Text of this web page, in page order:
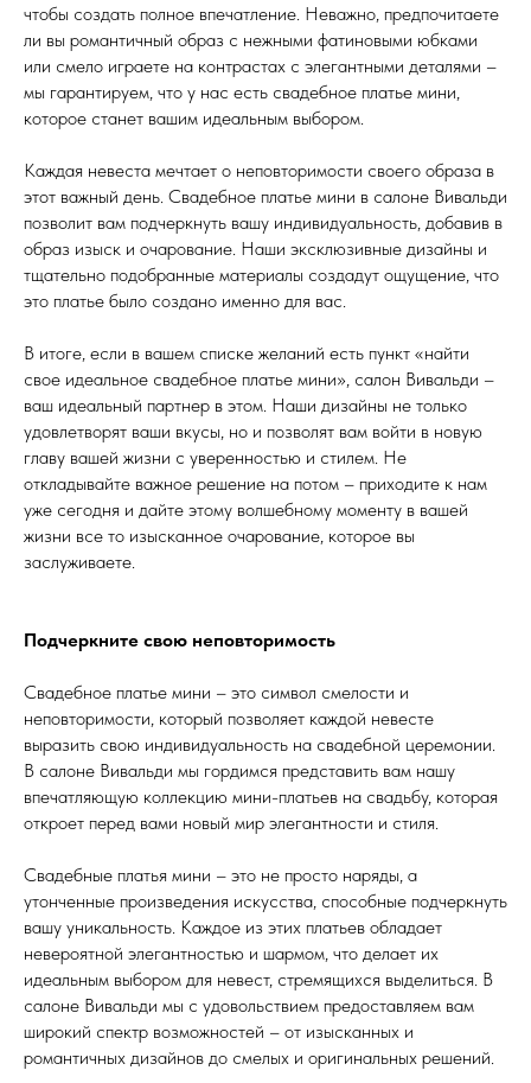
чтобы создать полное впечатление. Неважно, предпочитаете
ли вы романтичный образ с нежными фатиновыми юбками
или смело играете на контрастах с элегантными деталями –
мы гарантируем, что у нас есть свадебное платье мини,
которое станет вашим идеальным выбором.
Каждая невеста мечтает о неповторимости своего образа в
этот важный день. Свадебное платье мини в салоне Вивальди
позволит вам подчеркнуть вашу индивидуальность, добавив в
образ изыск и очарование. Наши эксклюзивные дизайны и
тщательно подобранные материалы создадут ощущение, что
это платье было создано именно для вас.
В итоге, если в вашем списке желаний есть пункт «найти
свое идеальное свадебное платье мини», салон Вивальди –
ваш идеальный партнер в этом. Наши дизайны не только
удовлетворят ваши вкусы, но и позволят вам войти в новую
главу вашей жизни с уверенностью и стилем. Не
откладывайте важное решение на потом – приходите к нам
уже сегодня и дайте этому волшебному моменту в вашей
жизни все то изысканное очарование, которое вы
заслуживаете.
Подчеркните свою неповторимость
Свадебное платье мини – это символ смелости и
неповторимости, который позволяет каждой невесте
выразить свою индивидуальность на свадебной церемонии.
В салоне Вивальди мы гордимся представить вам нашу
впечатляющую коллекцию мини-платьев на свадьбу, которая
откроет перед вами новый мир элегантности и стиля.
Свадебные платья мини – это не просто наряды, а
утонченные произведения искусства, способные подчеркнуть
вашу уникальность. Каждое из этих платьев обладает
невероятной элегантностью и шармом, что делает их
идеальным выбором для невест, стремящихся выделиться. В
салоне Вивальди мы с удовольствием предоставляем вам
широкий спектр возможностей – от изысканных и
романтичных дизайнов до смелых и оригинальных решений.